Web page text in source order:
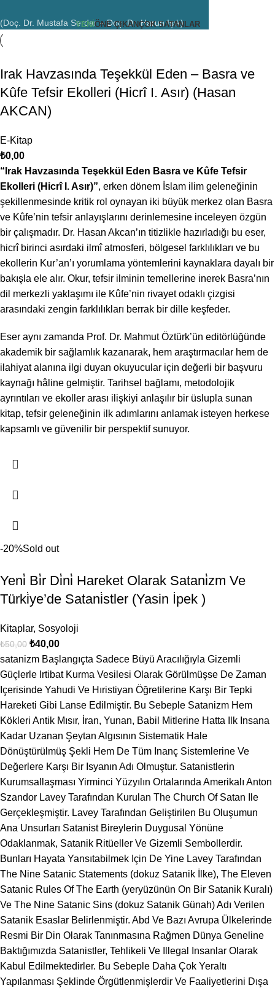
(Doç. Dr. Mustafa Serdar – Doç. Dr. Harun Işık)
YENİÖNE ÇIKANÇOK SATANLAR
Irak Havzasında Teşekkül Eden – Basra ve
Kûfe Tefsir Ekolleri (Hicrî I. Asır) (Hasan
AKCAN)
E-Kitap
₺0,00
“Irak Havzasında Teşekkül Eden Basra ve Kûfe Tefsir
Ekolleri (Hicrî I. Asır)”, erken dönem İslam ilim geleneğinin
şekillenmesinde kritik rol oynayan iki büyük merkez olan Basra
ve Kûfe’nin tefsir anlayışlarını derinlemesine inceleyen özgün
bir çalışmadır. Dr. Hasan Akcan’ın titizlikle hazırladığı bu eser,
hicrî birinci asırdaki ilmî atmosferi, bölgesel farklılıkları ve bu
ekollerin Kur’an’ı yorumlama yöntemlerini kaynaklara dayalı bir
bakışla ele alır. Okur, tefsir ilminin temellerine inerek Basra’nın
dil merkezli yaklaşımı ile Kûfe’nin rivayet odaklı çizgisi
arasındaki zengin farklılıkları berrak bir dille keşfeder.
Eser aynı zamanda Prof. Dr. Mahmut Öztürk’ün editörlüğünde
akademik bir sağlamlık kazanarak, hem araştırmacılar hem de
ilahiyat alanına ilgi duyan okuyucular için değerli bir başvuru
kaynağı hâline gelmiştir. Tarihsel bağlamı, metodolojik
ayrıntıları ve ekoller arası ilişkiyi anlaşılır bir üslupla sunan
kitap, tefsir geleneğinin ilk adımlarını anlamak isteyen herkese
kapsamlı ve güvenilir bir perspektif sunuyor.
-20%Sold out
Yeni̇ Bi̇r Di̇ni̇ Hareket Olarak Satani̇zm Ve
Türki̇ye’de Satani̇stler (Yasin İpek )
Kitaplar, Sosyoloji
₺50,00 ₺40,00
satanizm Başlangıçta Sadece Büyü Aracılığıyla Gizemli
Güçlerle Irtibat Kurma Vesilesi Olarak Görülmüşse De Zaman
Içerisinde Yahudi Ve Hıristiyan Öğretilerine Karşı Bir Tepki
Hareketi Gibi Lanse Edilmiştir. Bu Sebeple Satanizm Hem
Kökleri Antik Mısır, İran, Yunan, Babil Mitlerine Hatta Ilk Insana
Kadar Uzanan Şeytan Algısının Sistematik Hale
Dönüştürülmüş Şekli Hem De Tüm Inanç Sistemlerine Ve
Değerlere Karşı Bir Isyanın Adı Olmuştur. Satanistlerin
Kurumsallaşması Yirminci Yüzyılın Ortalarında Amerikalı Anton
Szandor Lavey Tarafından Kurulan The Church Of Satan Ile
Gerçekleşmiştir. Lavey Tarafından Geliştirilen Bu Oluşumun
Ana Unsurları Satanist Bireylerin Duygusal Yönüne
Odaklanmak, Satanik Ritüeller Ve Gizemli Sembollerdir.
Bunları Hayata Yansıtabilmek Için De Yine Lavey Tarafından
The Nine Satanic Statements (dokuz Satanik İlke), The Eleven
Satanic Rules Of The Earth (yeryüzünün On Bir Satanik Kuralı)
Ve The Nine Satanic Sins (dokuz Satanik Günah) Adı Verilen
Satanik Esaslar Belirlenmiştir. Abd Ve Bazı Avrupa Ülkelerinde
Resmi Bir Din Olarak Tanınmasına Rağmen Dünya Geneline
Baktığımızda Satanistler, Tehlikeli Ve Illegal Insanlar Olarak
Kabul Edilmektedirler. Bu Sebeple Daha Çok Yeraltı
Yapılanması Şeklinde Örgütlenmişlerdir Ve Faaliyetlerini Dışa